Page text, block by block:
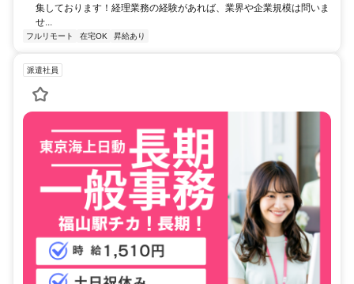
集しております！経理業務の経験があれば、業界や企業規模は問いま
せ...
フルリモート 在宅OK 昇給あり
派遣社員